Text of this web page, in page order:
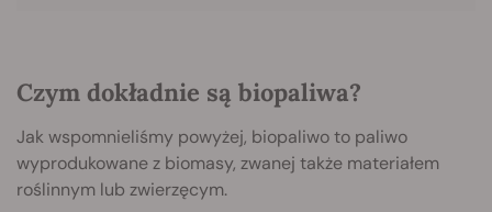
Czym dokładnie są biopaliwa?
Jak wspomnieliśmy powyżej, biopaliwo to paliwo
wyprodukowane z biomasy, zwanej także materiałem
roślinnym lub zwierzęcym.